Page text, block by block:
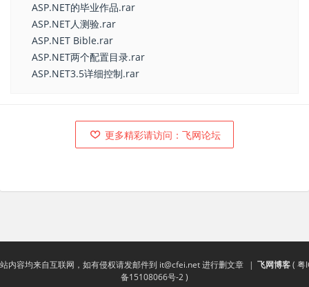
ASP.NET的毕业作品.rar
ASP.NET人测验.rar
ASP.NET Bible.rar
ASP.NET两个配置目录.rar
ASP.NET3.5详细控制.rar
更多精彩请访问：飞网论坛
内容均来自互联网，如有侵权请发邮件到 it@cfei.net进行删文章 | 飞网博客( 粤
备15108066号-2)